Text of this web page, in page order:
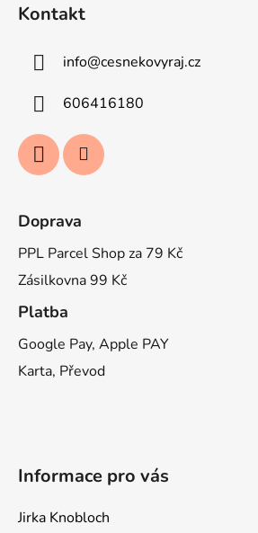
Kontakt
info@cesnekovyraj.cz
606416180
Doprava
PPL Parcel Shop za 79 Kč
Zásilkovna 99 Kč
Platba
Google Pay, Apple PAY
Karta, Převod
Informace pro vás
Jirka Knobloch